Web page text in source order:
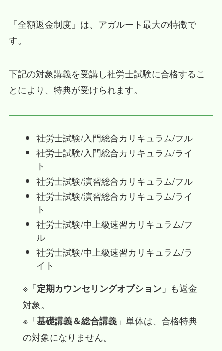
「全額返金制度」は、アガルート最大の特徴で
す。
下記の対象講義を受講し社労士試験に合格するこ
とにより、特典が受けられます。
社労士試験/入門総合カリキュラム/フル
社労士試験/入門総合カリキュラム/ライ
ト
社労士試験/演習総合カリキュラム/フル
社労士試験/演習総合カリキュラム/ライ
ト
社労士試験/中上級速習カリキュラム/フ
ル
社労士試験/中上級速習カリキュラム/ラ
イト
※「定期カウンセリングオプション」も返金
対象。
※「基礎講義＆総合講義」単体は、合格特典
の対象になりません。